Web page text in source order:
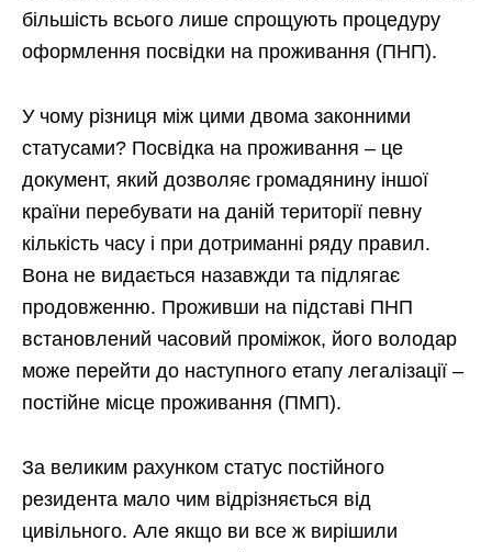
більшість всього лише спрощують процедуру
оформлення посвідки на проживання (ПНП).
У чому різниця між цими двома законними
статусами? Посвідка на проживання – це
документ, який дозволяє громадянину іншої
країни перебувати на даній території певну
кількість часу і при дотриманні ряду правил.
Вона не видається назавжди та підлягає
продовженню. Проживши на підставі ПНП
встановлений часовий проміжок, його володар
може перейти до наступного етапу легалізації –
постійне місце проживання (ПМП).
За великим рахунком статус постійного
резидента мало чим відрізняється від
цивільного. Але якщо ви все ж вирішили